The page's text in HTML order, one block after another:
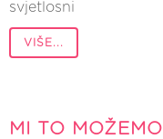
svjetlosni
VIŠE...
MI TO MOŽEMO